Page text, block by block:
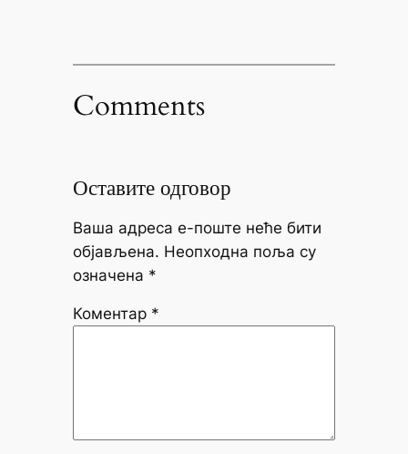
Comments
Оставите одговор
Ваша адреса е-поште неће бити
објављена. Неопходна поља су
означена *
Коментар *